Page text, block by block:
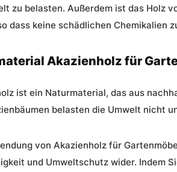
zu belasten. Außerdem ist das Holz
dass keine schädlichen Chemikalien
Akazienholz für
ist ein Naturmaterial, das aus
belasten die Umwelt nicht
von Akazienholz für
und Umweltschutz wider. Indem